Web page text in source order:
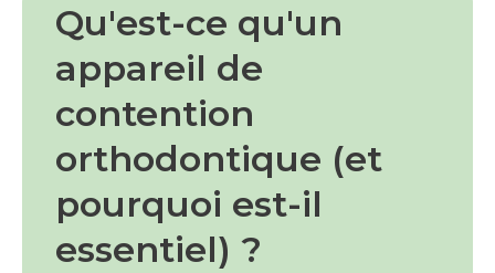
Qu'est-ce qu'un
appareil de
contention
orthodontique (et
pourquoi est-il
essentiel) ?